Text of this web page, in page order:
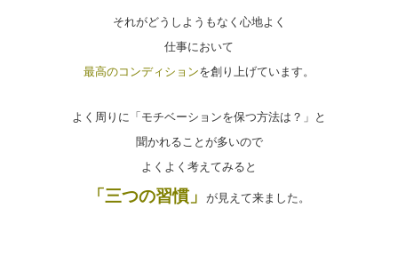
それがどうしようもなく心地よく
仕事において
最高のコンディションを創り上げています。
よく周りに「モチベーションを保つ方法は？」と
聞かれることが多いので
よくよく考えてみると
「三つの習慣」 が見えて来ました。